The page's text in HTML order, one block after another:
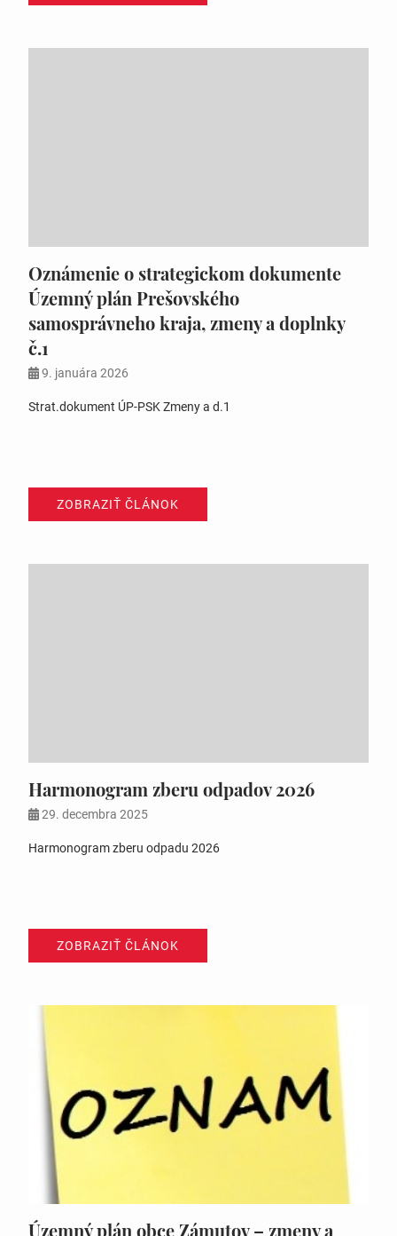
Oznámenie o strategickom dokumente
Územný plán Prešovského
samosprávneho kraja, zmeny a doplnky
č.1
9. januára 2026
Strat.dokument ÚP-PSK Zmeny a d.1
ZOBRAZIŤ ČLÁNOK
Harmonogram zberu odpadov 2026
29. decembra 2025
Harmonogram zberu odpadu 2026
ZOBRAZIŤ ČLÁNOK
Územný plán obce Zámutov – zmeny a